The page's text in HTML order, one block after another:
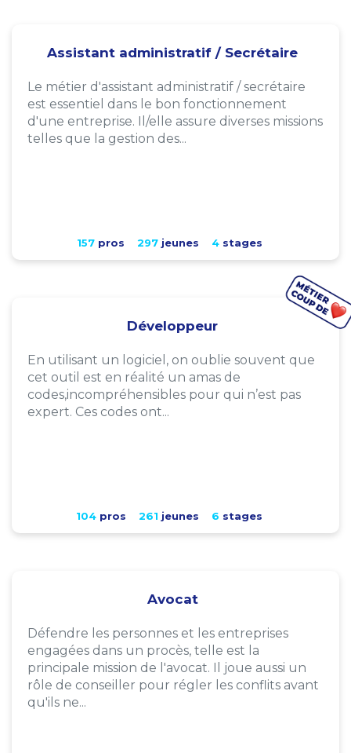
Assistant administratif / Secrétaire
Le métier d'assistant administratif / secrétaire
est essentiel dans le bon fonctionnement
d'une entreprise. Il/elle assure diverses missions
telles que la gestion des...
157pros 297jeunes 4stages
Développeur
En utilisant un logiciel, on oublie souvent que
cet outil est en réalité un amas de
codes,incompréhensibles pour qui n’est pas
expert. Ces codes ont...
104 pros 261 jeunes 6 stages
Avocat
Défendre les personnes et les entreprises
engagées dans un procès, telle est la
principale mission de l'avocat. Il joue aussi un
rôle de conseiller pour régler les conflits avant
qu'ils ne...